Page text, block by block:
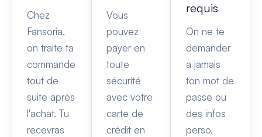
Chez
Fansoria,
on traite ta
commande
tout de
suite après
l'achat. Tu
recevras
Vous
pouvez
payer en
toute
sécurité
avec votre
carte de
crédit en
requis
On ne te
demander
a jamais
ton mot de
passe ou
des infos
perso.